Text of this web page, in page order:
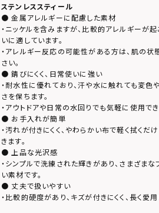
ステンレススティール
● 金属アレルギーに配慮した素材
・ニッケルを含みますが、比較的アレルギーが
いに適しています。
・アレルギー反応の可能性がある方は、肌の状
さい。
● 錆びにくく、日常使いに強い
・耐水性に優れており、汗や水に触れても変色
さを保ちます。
・アウトドアや日常の水回りでも気軽に使用でき
● お手入れが簡単
・汚れが付きにくく、やわらかい布で軽く拭く
きます。
● 上品な光沢感
・シンプルで洗練された輝きがあり、さまざま
い素材です。
● 丈夫で扱いやすい
・比較的硬度があり、キズが付きにくく、長く愛